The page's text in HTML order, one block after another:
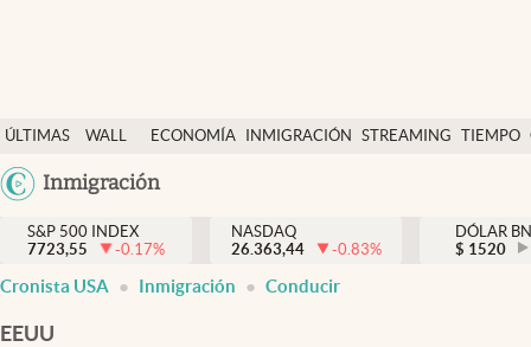
ÚLTIMAS
NOTICIAS
WALL
Y
DÓLAR
ECONOMÍA INMIGRACIÓN STREAMING TIEMPO
México
Inmigración
Finanzas y economía
Wall Street y dólar
Inmigración
S&P 500 INDEX
7723,55
-0.17%
NASDAQ
26.363,44
-0.83%
DÓLAR
$ 1520
Cronista USA Inmigración Conducir
EEUU